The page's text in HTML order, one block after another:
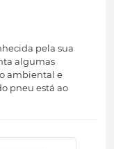
pela sua
algumas
ambiental e
pneu está ao